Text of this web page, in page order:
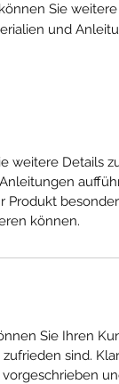
Sie
und
weitere Details
Produkt
können.
Sie Ihren
sind.